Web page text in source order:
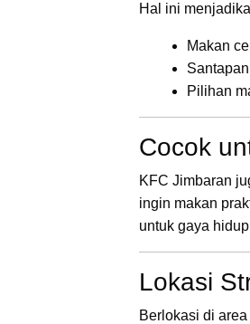
Hal ini
Makan
Pilihan
Cocok
KFC Jimbaran
ingin makan
untuk gaya
Lokasi
Berlokasi di